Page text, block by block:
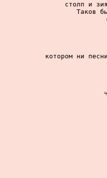
столп и
Таков
котором ни